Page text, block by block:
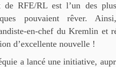
de RFE/RL est l’un des
pouvaient rêver.
en-chef du Kremlin et
d’excellente nouvelle !
a lancé une initiative,